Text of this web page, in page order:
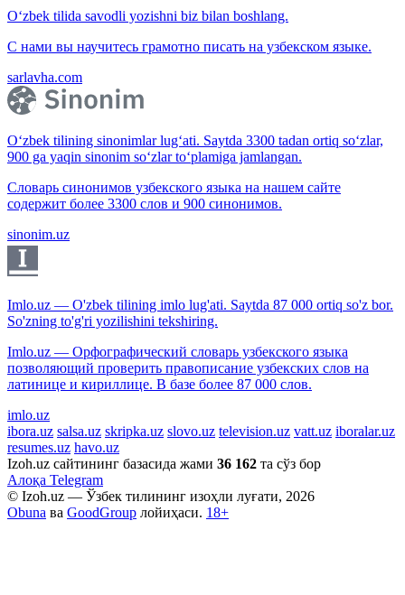
O‘zbek tilida savodli yozishni biz bilan boshlang.
С нами вы научитесь грамотно писать на узбекском языке.
sarlavha.com
O‘zbek tilining sinonimlar lug‘ati. Saytda 3300 tadan ortiq so‘zlar,
900 ga yaqin sinonim so‘zlar to‘plamiga jamlangan.
Словарь синонимов узбекского языка на нашем сайте
содержит более 3300 слов и 900 синонимов.
sinonim.uz
Imlo.uz — O'zbek tilining imlo lug'ati. Saytda 87 000 ortiq so'z bor.
So'zning to'g'ri yozilishini tekshiring.
Imlo.uz — Орфографический словарь узбекского языка
позволяющий проверить правописание узбекских слов на
латинице и кириллице. В базе более 87 000 слов.
imlo.uz
ibora.uz salsa.uz skripka.uz slovo.uz television.uz vatt.uz iboralar.uz
resumes.uz havo.uz
Izoh.uz сайтининг базасида жами 36 162 та сўз бор
Алоқа Telegram
© Izoh.uz — Ўзбек тилининг изоҳли луғати, 2026
Obuna ва GoodGroup лойиҳаси. 18+